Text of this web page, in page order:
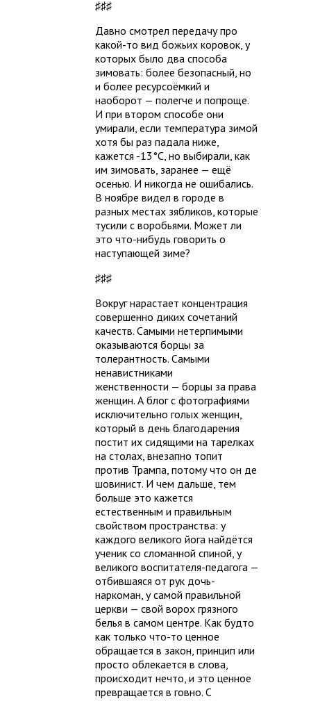
♯♯♯
Давно смотрел передачу про
какой-то вид божьих коровок, у
которых было два способа
зимовать: более безопасный, но
и более ресурсоёмкий и
наоборот — полегче и попроще.
И при втором способе они
умирали, если температура зимой
хотя бы раз падала ниже,
кажется -13°C, но выбирали, как
им зимовать, заранее — ещё
осенью. И никогда не ошибались.
В ноябре видел в городе в
разных местах зябликов, которые
тусили с воробьями. Может ли
это что-нибудь говорить о
наступающей зиме?
♯♯♯
Вокруг нарастает концентрация
совершенно диких сочетаний
качеств. Самыми нетерпимыми
оказываются борцы за
толерантность. Самыми
ненавистниками
женственности — борцы за права
женщин. А блог с фотографиями
исключительно голых женщин,
который в день благодарения
постит их сидящими на тарелках
на столах, внезапно топит
против Трампа, потому что он де
шовинист. И чем дальше, тем
больше это кажется
естественным и правильным
свойством пространства: у
каждого великого йога найдётся
ученик со сломанной спиной, у
великого воспитателя-педагога —
отбившаяся от рук дочь-
наркоман, у самой правильной
церкви — свой ворох грязного
белья в самом центре. Как будто
как только что-то ценное
обращается в закон, принцип или
просто облекается в слова,
происходит нечто, и это ценное
превращается в говно. С